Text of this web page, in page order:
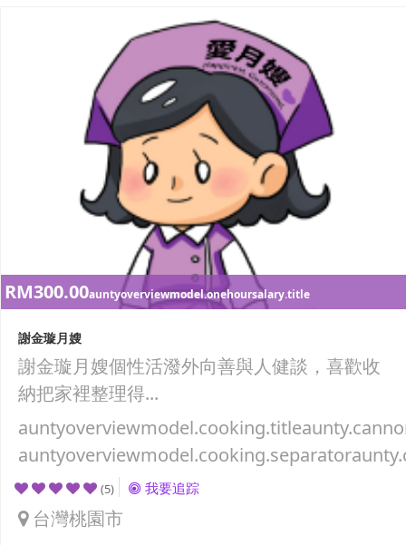
RM300.00auntyoverviewmodel.onehoursalary.title
謝金璇月嫂
謝金璇月嫂個性活潑外向善與人健談，喜歡收
納把家裡整理得...
(5) 我要追踪
台灣桃園市